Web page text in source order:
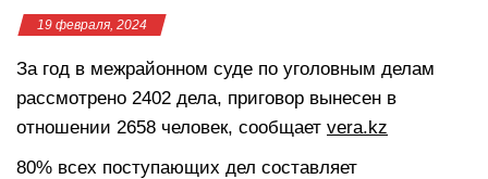
19 февраля, 2024
За год в межрайонном суде по уголовным делам
рассмотрено 2402 дела, приговор вынесен в
отношении 2658 человек, сообщает vera.kz
80% всех поступающих дел составляет